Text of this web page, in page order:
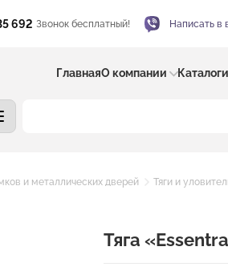
692 Звонок бесплатный! Написать в
ГлавнаяО компании Каталоги
и металлических дверей Тяги и
Тяга